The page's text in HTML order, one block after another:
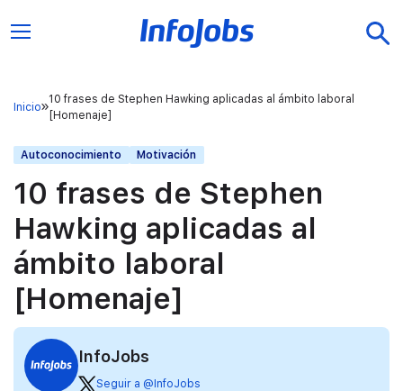
Inicio
10 frases de Stephen Hawking aplicadas al ámbito laboral
[Homenaje]
Autoconocimiento Motivación
10 frases de Stephen
Hawking aplicadas al
ámbito laboral
[Homenaje]
InfoJobs
Seguir a @InfoJobs